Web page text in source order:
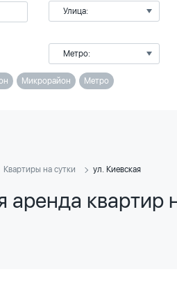
Улица:
Метро:
Микрорайон Метро
Квартиры на сутки ул. Киевская
аренда квартир